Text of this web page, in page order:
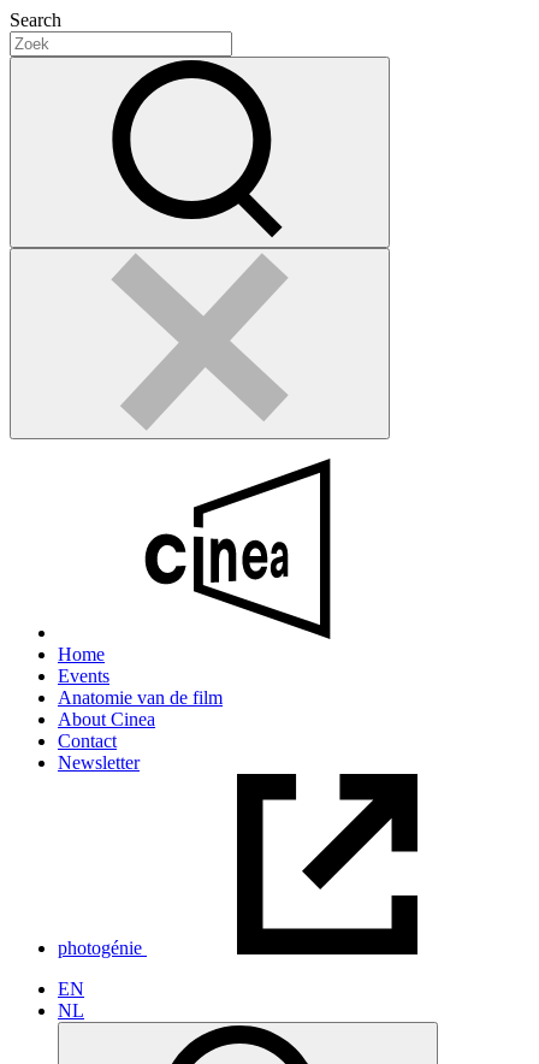
Search
for:
Home
Events
Anatomie van de film
About Cinea
Contact
Newsletter
photogénie
EN
NL